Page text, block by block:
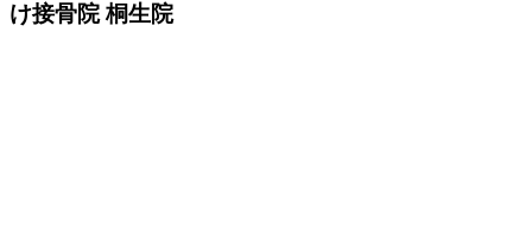
け接骨院 桐生院